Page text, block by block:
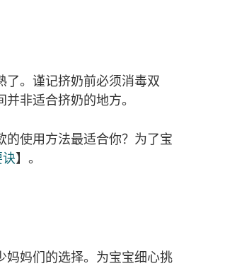
了。谨记挤奶前必须消毒双
非适合挤奶的地方。
使用方法最适合你？为了宝
】。
妈妈们的选择。为宝宝细心挑